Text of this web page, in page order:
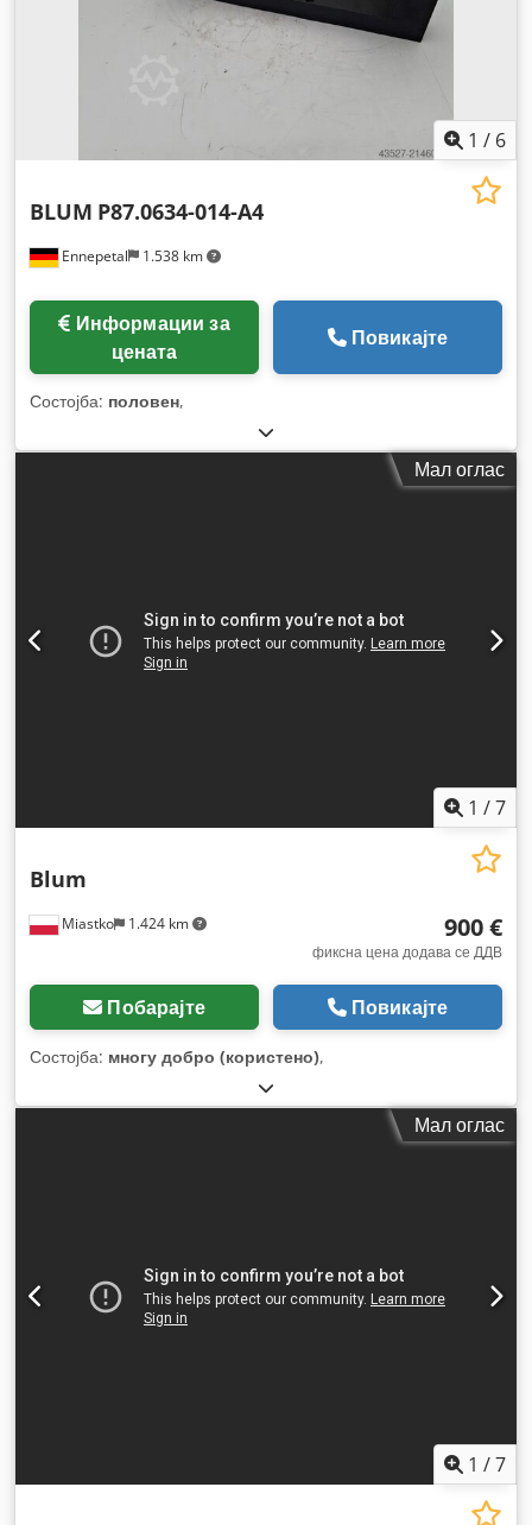
1 / 6
Ennepetal 1.538 km
BLUM P87.0634-014-A4
цената
Повикајте
Состојба: половен,
Мал оглас
1 /7
Miastko 1.424 km
Blum
900 €
фиксна цена додава се ДДВ
Побарајте Повикајте
Состојба: многу добро (користено),
Мал оглас
1 /7